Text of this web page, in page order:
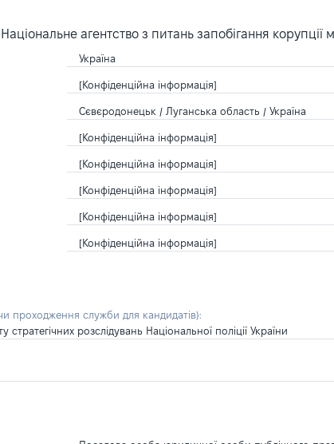
агентство з питань запобігання
Україна
[Конфіденційна інформація]
Сєвєродонецьк / Луганська область / Україна
[Конфіденційна інформація]
[Конфіденційна інформація]
[Конфіденційна інформація]
[Конфіденційна інформація]
[Конфіденційна інформація]
проходження служби для кандидатів):
розслідувань Національної поліції України